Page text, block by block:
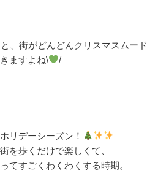
、街がどんどんクリスマスムード
ますよね\
/
リデーシーズン！
を歩くだけで楽しくて、
てすごくわくわくする時期。